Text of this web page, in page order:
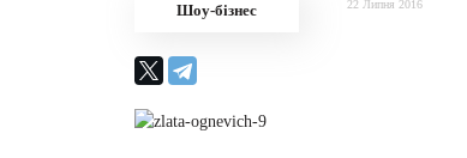
Шоу-бізнес 22 Липня 2016